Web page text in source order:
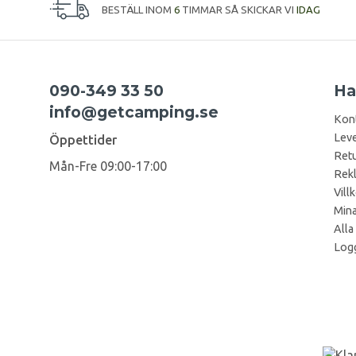
BESTÄLL INOM 6 TIMMAR SÅ SKICKAR VI IDAG
090-349 33 50
info@getcamping.se
Öppettider
Mån-Fre 09:00-17:00
Alla